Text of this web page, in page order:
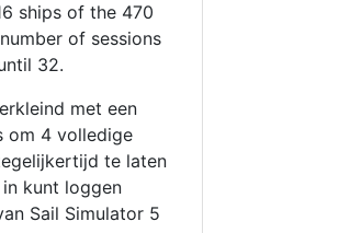
ships of the 470
of sessions
32.
met een
om 4 volledige
te laten
kunt loggen
Sail Simulator 5